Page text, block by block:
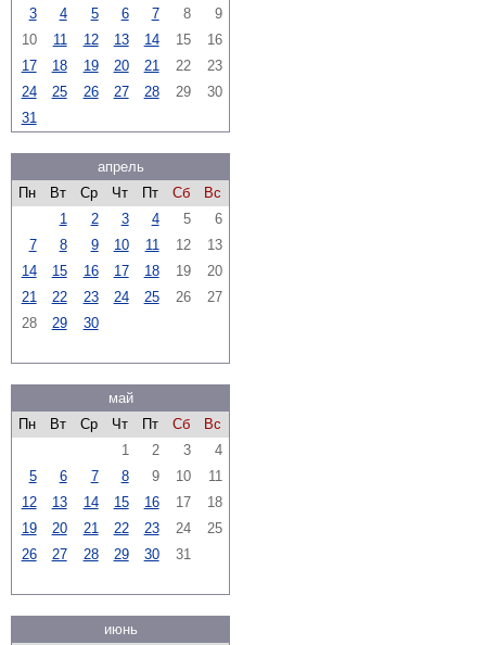
3 4 5 6 7 8
9
10
11 12 13 14 15
16
17
18 19 20 21 22
23
24
25 26 27 28 29
30
31
апрель
Пн
Вт Ср Чт Пт Сб
Вс
1
2 3 4 5
6
7
8 9 10 11 12
13
14
15 16 17 18 19
20
21
22 23 24 25 26
27
28
29 30
май
Пн
Вт Ср Чт Пт Сб
Вс
1
2 3
4
5
6 7 8 9 10
11
12
13 14 15 16 17
18
19
20 21 22 23 24
25
26
27 28 29 30 31
июнь